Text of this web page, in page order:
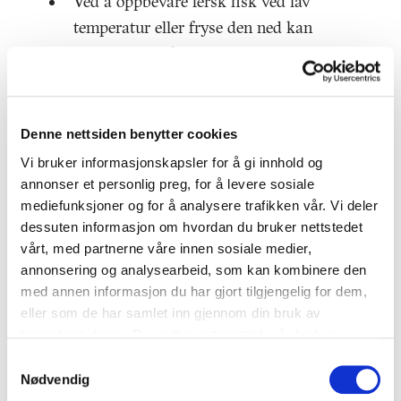
Denne nettsiden benytter cookies
Vi bruker informasjonskapsler for å gi innhold og
annonser et personlig preg, for å levere sosiale
mediefunksjoner og for å analysere trafikken vår. Vi deler
dessuten informasjon om hvordan du bruker nettstedet
vårt, med partnerne våre innen sosiale medier,
annonsering og analysearbeid, som kan kombinere den
med annen informasjon du har gjort tilgjengelig for dem,
eller som de har samlet inn gjennom din bruk av
Nødvendig
temperatur eller fryse den ned kan
holdbarheten forlenges med henholdsvis
flere dager, eller måneder. Derfor bør du
for eksempel i bilen før du drar hjem
med den. Skal du på hyttetur, bør du ha
med en kjølebag til fisk og andre
temperatursensitive varer. Legg fisk og
sjømat i kjøleskapet med en gang du
kommer hjem med den.
Temperaturen i kjøleskapet bør være
fire grader eller lavere. Legg fisk og
kjøleskapet. For å ha god kontroll med
temperaturen i kjøleskapet er det lurt å